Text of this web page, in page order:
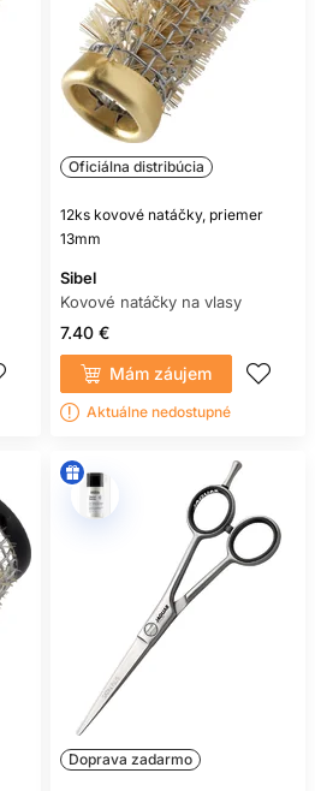
Oficiálna distribúcia
12ks kovové natáčky, priemer
13mm
Sibel
Kovové natáčky na vlasy
7.40 €
Mám záujem
Aktuálne nedostupné
Doprava zadarmo